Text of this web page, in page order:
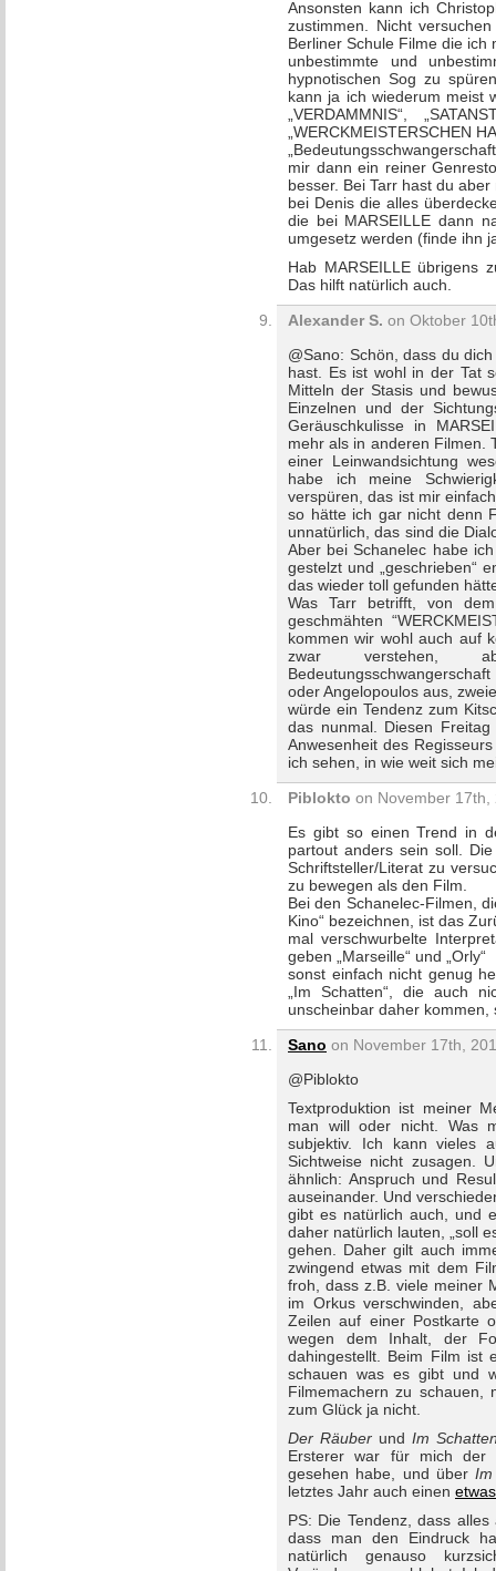
Ansonsten kann ich
zustimmen. Nicht
Berliner Schule Filme die
unbestimmte und
hypnotischen Sog zu
kann ja ich wiederum meist
„VERDAMMNIS“,
„WERCKMEISTERSCHEN
mir dann ein reiner
besser. Bei Tarr hast du
bei Denis die alles
die bei MARSEILLE dann
umgesetz werden (finde ihn
Hab MARSEILLE übrigens
Das hilft natürlich auch.
Alexander S. on Oktober
@Sano: Schön, dass du
hast. Es ist wohl in der Tat
Mitteln der Stasis und
Einzelnen und der
Geräuschkulisse in
mehr als in anderen Filmen.
einer Leinwandsichtung
habe ich meine
verspüren, das ist mir
so hätte ich gar nicht denn
unnatürlich, das sind die
Aber bei Schanelec habe
gestelzt und „geschrieben“
das wieder toll gefunden
Was Tarr betrifft, von
geschmähten
kommen wir wohl auch auf
zwar verstehen,
oder Angelopoulos aus,
würde ein Tendenz zum
das nunmal. Diesen
Anwesenheit des
ich sehen, in wie weit sich
Piblokto on November 17th,
Es gibt so einen Trend in
partout anders sein soll.
Schriftsteller/Literat zu
zu bewegen als den Film.
Bei den Schanelec-Filmen,
Kino“ bezeichnen, ist das
mal verschwurbelte
geben „Marseille“ und „Orly“
sonst einfach nicht genug
„Im Schatten“, die auch
unscheinbar daher
Sano on November 17th,
@Piblokto
Textproduktion ist meiner
man will oder nicht. Was
subjektiv. Ich kann vieles
Sichtweise nicht zusagen.
ähnlich: Anspruch und
auseinander. Und
gibt es natürlich auch, und
daher natürlich lauten, „soll
gehen. Daher gilt auch
zwingend etwas mit dem
froh, dass z.B. viele meiner
im Orkus verschwinden,
Zeilen auf einer Postkarte
wegen dem Inhalt, der
dahingestellt. Beim Film ist
schauen was es gibt und
Filmemachern zu schauen,
zum Glück ja nicht.
Der Räuber und Im
Ersterer war für mich der
gesehen habe, und über
letztes Jahr auch einen
PS: Die Tendenz, dass
dass man den Eindruck
natürlich genauso